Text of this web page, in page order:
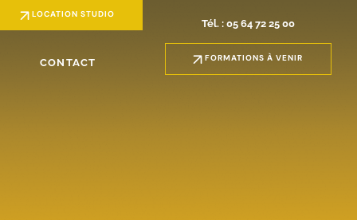
LOCATION STUDIO
CONTACT
Tél. : 05 64 72 25 00
FORMATIONS À VENIR